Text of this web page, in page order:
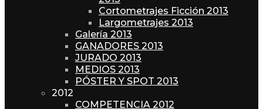
Cortometrajes Ficción 2013
Largometrajes 2013
Galería 2013
GANADORES 2013
JURADO 2013
MEDIOS 2013
PÓSTER Y SPOT 2013
2012
COMPETENCIA 2012